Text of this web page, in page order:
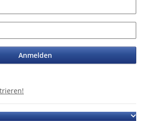
Anmelden